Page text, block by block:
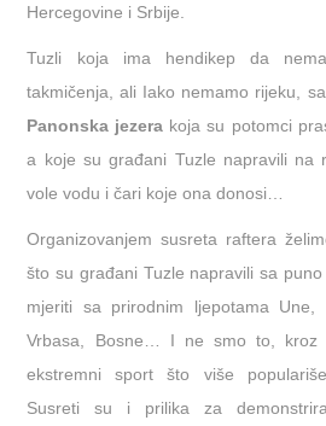
Hercegovine i Srbije.
Tuzli koja ima hendikep da nema
takmičenja, ali Iako nemamo rijeku,
Panonska jezera koja su potomci
a koje su građani Tuzle napravili na
vole vodu i čari koje ona donosi…
Organizovanjem susreta raftera
što su građani Tuzle napravili sa
mjeriti sa prirodnim ljepotama Une,
Vrbasa, Bosne… I ne smo to, kroz
ekstremni sport što više
Susreti su i prilika za